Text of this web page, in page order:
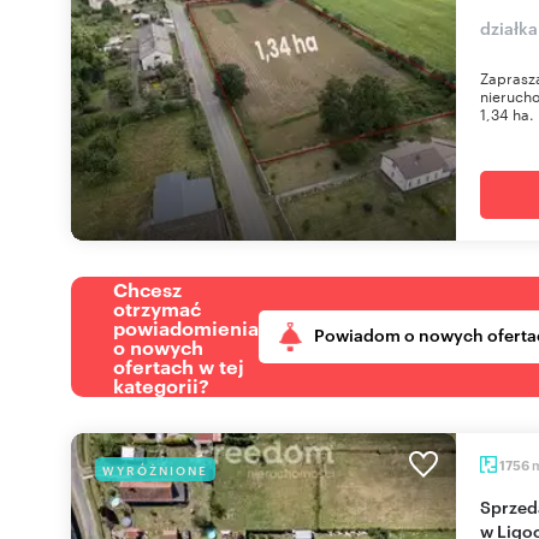
1,34 ha.
Chcesz
otrzymać
powiadomienia
o nowych
ofertach w tej
kategorii?
Powiadom o nowych
WYRÓŻNIONE 1756
Sprzedam działkę budowlaną 17,56 ar z mediami
w